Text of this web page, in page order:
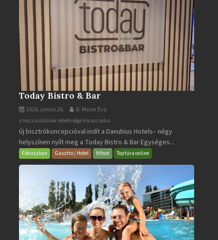
Today Bistro & Bar
2026. június 26. B. Mezei Éva
Today
Bistro
&
Bar
bejegyzéshez
a hozzászólások lehetősége kikapcsolva
Új bisztrókoncepcióval indít a Danubius Hotels– négy
helyszínen nyílt meg a Today Bistro & Bar Egységes...
Fókuszban Gasztro / Hotel Itthon Toptúra online